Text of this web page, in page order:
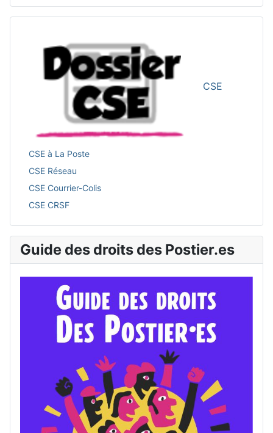
CSE
CSE à La Poste
CSE Réseau
CSE Courrier-Colis
CSE CRSF
Guide des droits des Postier.es